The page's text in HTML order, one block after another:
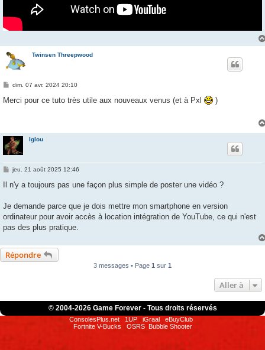
Twinsen Threepwood
M
s
dim. 07 avr. 2024 20:10
Merci pour ce tuto très utile aux nouveaux venus (et à Pxl )
Iglou
M
s
g
jeu. 21 août 2025 12:46
Il n'y a toujours pas une façon plus simple de poster une vidéo ?
Je demande parce que je dois mettre mon smartphone en version
ordinateur pour avoir accès à location intégration de YouTube, ce qui n'est
pas des plus pratique.
Répondre
3 messages • Page 1 sur 1
Aller à
© 2004-2026 Game Forever - Tous droits réservés
ConsolesPlus.net 1UP iGraal
eBuyClub
Fortnite V-Bucks
OSRS Bubble Shooter